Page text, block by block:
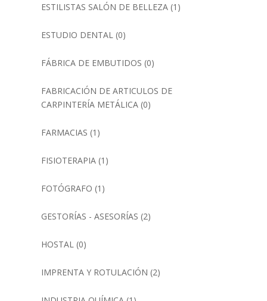
ESTILISTAS SALÓN DE BELLEZA(1)
ESTUDIO DENTAL(0)
FÁBRICA DE EMBUTIDOS (0)
FABRICACIÓN DE ARTICULOS DE
CARPINTERÍA METÁLICA(0)
FARMACIAS (1)
FISIOTERAPIA(1)
FOTÓGRAFO (1)
GESTORÍAS - ASESORÍAS (2)
HOSTAL(0)
IMPRENTA Y ROTULACIÓN (2)